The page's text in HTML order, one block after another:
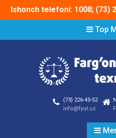
Ishonch telefoni: 1008; (73)
Top
(73) 226-45-52
info@fyut.uz